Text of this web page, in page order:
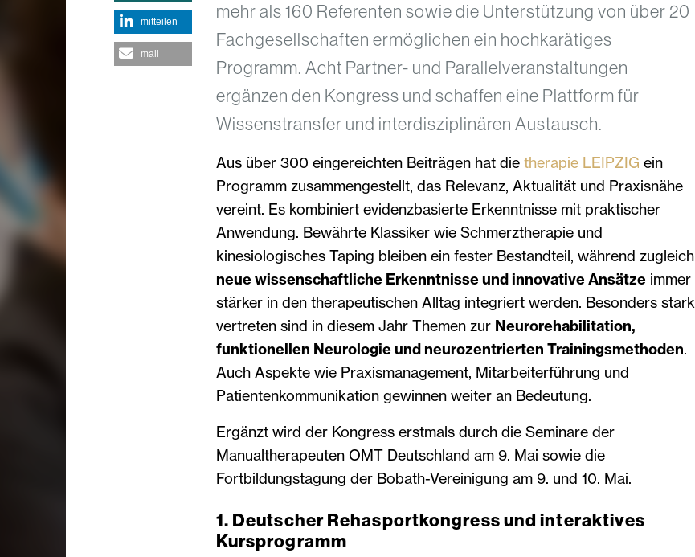
mehr als 160 Referenten sowie die Unterstützung von über 20
Fachgesellschaften ermöglichen ein hochkarätiges
Programm. Acht Partner- und Parallelveranstaltungen
ergänzen den Kongress und schaffen eine Plattform für
Wissenstransfer und interdisziplinären Austausch.
Aus über 300 eingereichten Beiträgen hat die therapie LEIPZIG ein
Programm zusammengestellt, das Relevanz, Aktualität und Praxisnähe
vereint. Es kombiniert evidenzbasierte Erkenntnisse mit praktischer
Anwendung. Bewährte Klassiker wie Schmerztherapie und
kinesiologisches Taping bleiben ein fester Bestandteil, während zugleich
neue wissenschaftliche Erkenntnisse und innovative Ansätzeimmer
stärker in den therapeutischen Alltag integriert werden. Besonders stark
vertreten sind in diesem Jahr Themen zur Neurorehabilitation,
funktionellen Neurologie und neurozentrierten Trainingsmethoden.
Auch Aspekte wie Praxismanagement, Mitarbeiterführung und
Patientenkommunikation gewinnen weiter an Bedeutung.
Ergänzt wird der Kongress erstmals durch die Seminare der
Manualtherapeuten OMT Deutschland am 9. Mai sowie die
Fortbildungstagung der Bobath-Vereinigung am 9. und 10. Mai.
1. Deutscher Rehasportkongress und interaktives
Kursprogramm
mitteilen
mail